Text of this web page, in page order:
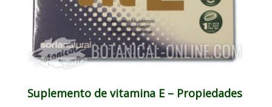
Suplemento de vitamina E – Propiedades